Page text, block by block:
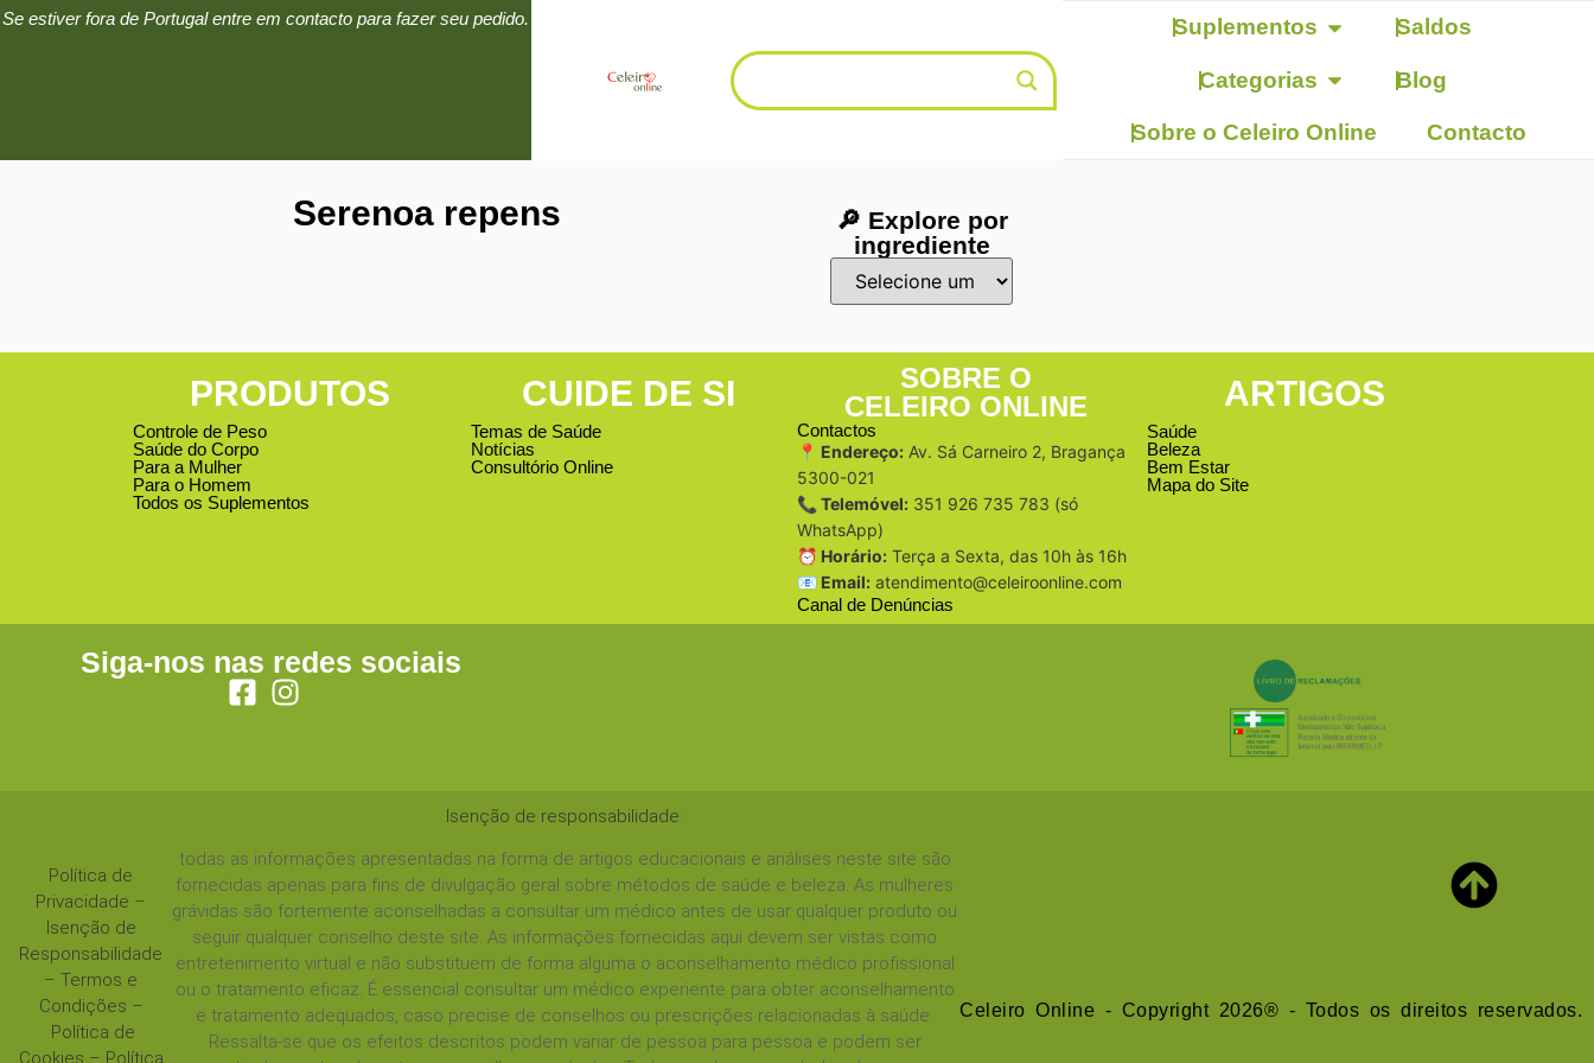
Se estiver fora de Portugal entre em contacto para fazer seu pedido. Suplementos Saldos
Categorias Blog
Sobre o Celeiro Online Contacto
Serenoa repens
🔎 Explore por
ingrediente
PRODUTOS
Controle de Peso
Saúde do Corpo
Para a Mulher
Para o Homem
Todos os Suplementos
CUIDE DE SI
Temas de Saúde
Notícias
Consultório Online
SOBRE O
CELEIRO ONLINE
Contactos
📍 Endereço: Av. Sá Carneiro 2, Bragança
5300-021
📞 Telemóvel: 351 926 735 783 (só
WhatsApp)
⏰ Horário: Terça a Sexta, das 10h às 16h
📧 Email: atendimento@celeiroonline.com
Canal de Denúncias
ARTIGOS
Saúde
Beleza
Bem Estar
Mapa do Site
Siga-nos nas redes sociais
Política de
Privacidade –
Isenção de
Responsabilidade
–Termos e
Condições –
Política de
Cookies – Política
Isenção de responsabilidade:
todas as informações apresentadas na forma de artigos educacionais e análises neste site são
fornecidas apenas para fins de divulgação geral sobre métodos de saúde e beleza. As mulheres
grávidas são fortemente aconselhadas a consultar um médico antes de usar qualquer produto ou
seguir qualquer conselho deste site. As informações fornecidas aqui devem ser vistas como
entretenimento virtual e não substituem de forma alguma o aconselhamento médico profissional
ou o tratamento eficaz. É essencial consultar um médico experiente para obter aconselhamento
e tratamento adequados, caso precise de conselhos ou prescrições relacionadas à saúde.
Ressalta-se que os efeitos descritos podem variar de pessoa para pessoa e podem ser
Celeiro Online - Copyright 2026® - Todos os direitos reservados.